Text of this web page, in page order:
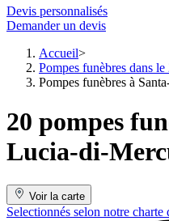
Devis personnalisés
Demander un devis
Accueil
Pompes funèbres dans le
Pompes funèbres à
20 pompes
Lucia-di-
Voir la carte
Selectionnés selon notre charte